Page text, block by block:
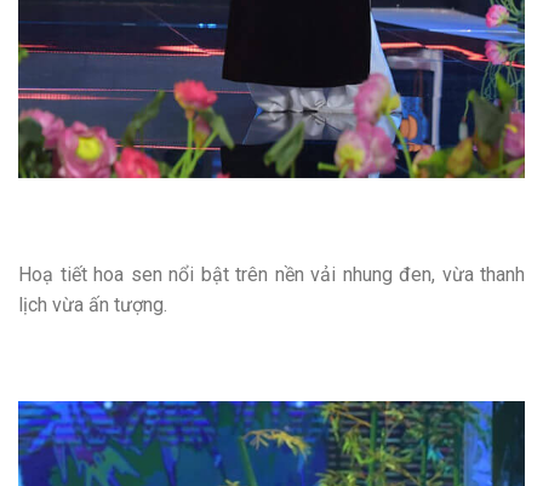
Hoạ tiết hoa sen nổi bật trên nền vải nhung đen, vừa thanh
lịch vừa ấn tượng.